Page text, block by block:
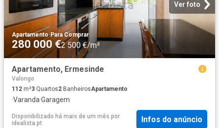
Ver foto
Apartamento·Para Comprar
280 000 €2 500 €/m²
Apartamento, Ermesinde
Valongo
112 m²3 Quartos2 BanheirosApartamento
·Varanda·Garagem
Disponibilizado há mais de um mês por
idealista.pt
Infos do anúncio